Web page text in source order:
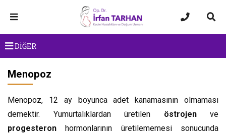
DİĞER
Menopoz
Menopoz, 12 ay boyunca adet kanamasının olmaması
demektir. Yumurtalıklardan üretilen östrojenve
progesteron hormonlarının üretilememesi sonucunda